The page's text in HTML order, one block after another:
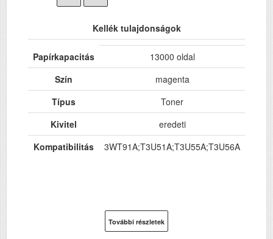
Kellék tulajdonságok
Papírkapacitás
13000 oldal
Szín
magenta
Típus
Toner
Kivitel
eredeti
Kompatibilitás
3WT91A;T3U51A;T3U55A;T3U56A
További részletek